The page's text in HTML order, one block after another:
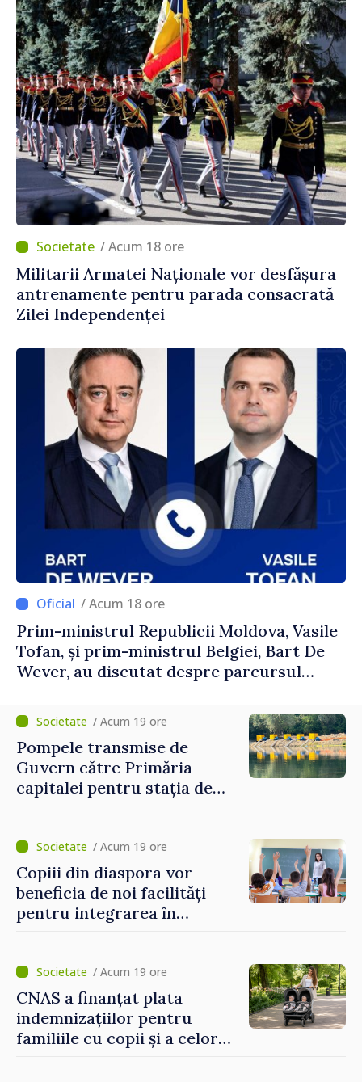
/ Acum 18 ore
Militarii Armatei Naționale vor desfășura
antrenamente pentru parada consacrată
Zilei Independenței
/ Acum 18 ore
Prim-ministrul Republicii Moldova, Vasile
Tofan, și prim-ministrul Belgiei, Bart De
Wever, au discutat despre parcursul
/ Acum 19 ore
Pompele transmise de
Guvern către Primăria
capitalei pentru stația de
puse în funcțiune
/ Acum 19 ore
Copiii din diaspora vor
beneficia de noi facilități
pentru integrarea în
/ Acum 19 ore
CNAS a finanțat plata
indemnizațiilor pentru
familiile cu copii și a celor